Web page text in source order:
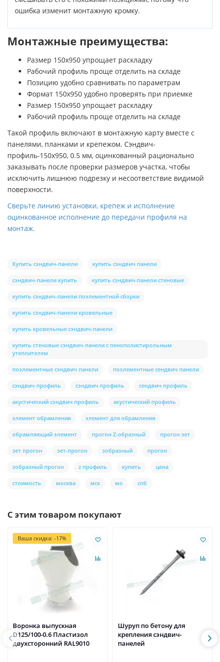
ошибка изменит монтажную кромку.
Монтажные преимущества:
Размер 150х950 упрощает раскладку
Рабочий профиль проще отделить на складе
Позицию удобно сравнивать по параметрам
Формат 150х950 удобно проверять при приемке
Размер 150х950 упрощает раскладку
Рабочий профиль проще отделить на складе
Такой профиль включают в монтажную карту вместе с
панелями, планками и крепежом. Сэндвич-
профиль-150х950, 0.5 мм, оцинкованный рационально
заказывать после проверки размеров участка, чтобы
исключить лишнюю подрезку и несоответствие видимой
поверхности.
Сверьте линию установки, крепеж и исполнение
оцинкованное исполнение до передачи профиля на
монтаж.
Купить сэндвич-панели купить сэндвич панели
сэндвич-панели купить купить сэндвич-панели стеновые
купить сэндвич-панели поэлементной сборки
купить сэндвич-панели кровельные
купить кровельные сэндвич-панели
купить стеновые сэндвич-панели с пенополистирольным
утеплителем
поэлементные сэндвич панели поэлементные сендвич панели
сэндвич профиль сэндвич профиль сендвич профиль
акустический сэндвич профиль акустический профиль
элемент обрамления элемент для обрамления
обрамляющий элемент прогон Z-образный прогон зет
зет прогон зет-прогон зобразный прогон
зобразный прогон z профиль купить цена
стоимость москва мск мо спб
С этим товаром покупают
Ваша скидка: -17%
Воронка выпускная
D125/100-0.6 Пластизол
двухсторонний RAL9010
Шуруп по бетону для
крепления сэндвич-
панелей